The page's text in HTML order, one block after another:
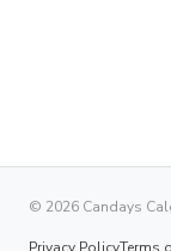
© 2026 Candays